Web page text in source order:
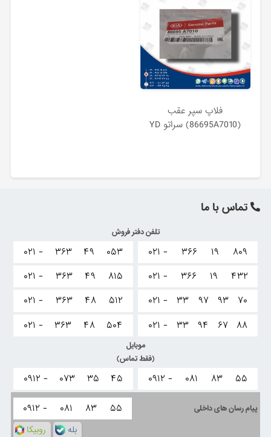
فلاپ سپر عقب
(86695A7010) سراتو YD
تماس با ما
تلفن دفتر فروش
۰۲۱ - ۳۶۶ ۱۹
۸۰۹
۰۲۱ -
۳۶۶ ۱۹
۴۳۲
۰۲۱ -
۳۳ ۹۷ ۹۳
۷۰
۰۲۱ -
۳۳ ۹۴ ۶۷ ۸۸
۰۲۱ - ۳۶۳ ۴۹
۰۵۳
۰۲۱ -
۳۶۳ ۴۹
۸۱۵
۰۲۱ -
۳۶۳ ۴۸
۵۱۲
۰۲۱ -
۳۶۳ ۴۸ ۵۰۴
موبایل
(فقط تماس)
۰۹۱۲ - ۰۸۱ ۸۳ ۵۵ ۰۹۱۲ - ۰۷۳ ۳۵ ۴۵
پیام رسان های داخلی ۰۹۱۲ - ۰۸۱ ۸۳ ۵۵
روبیکا بله